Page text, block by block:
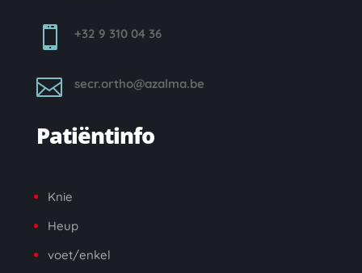
 +32 9 310 04 36
 secr.ortho@azalma.be
Patiëntinfo
Knie
Heup
voet/enkel